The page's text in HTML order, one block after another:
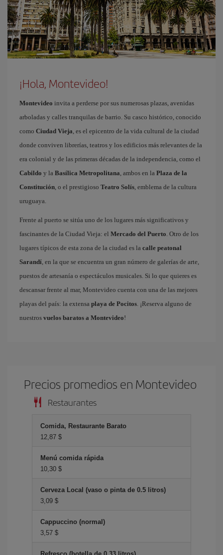
¡Hola, Montevideo!
Montevideo invita a perderse por sus numerosas plazas, avenidas
arboladas y calles tranquilas de barrio. Su casco histórico, conocido
como Ciudad Vieja, es el epicentro de la vida cultural de la ciudad
donde conviven librerías, teatros y los edificios más relevantes de la
era colonial y de las primeras décadas de la independencia, como el
Cabildo y la Basílica Metropolitana, ambos en la Plaza de la
Constitución, o el prestigioso Teatro Solís, emblema de la cultura
uruguaya.
Frente al puerto se sitúa uno de los lugares más significativos y
fascinantes de la Ciudad Vieja: el Mercado del Puerto. Otro de los
lugares típicos de esta zona de la ciudad es la calle peatonal
Sarandí, en la que se encuentra un gran número de galerías de arte,
puestos de artesanía o espectáculos musicales. Si lo que quieres es
descansar frente al mar, Montevideo cuenta con una de las mejores
playas del país: la extensa playa de Pocitos. ¡Reserva alguno de
nuestros vuelos baratos a Montevideo!
Precios promedios en Montevideo
Restaurantes
Comida, Restaurante Barato
12,87 $
Menú comida rápida
10,30 $
Cerveza Local (vaso o pinta de 0.5 litros)
3,09 $
Cappuccino (normal)
3,57 $